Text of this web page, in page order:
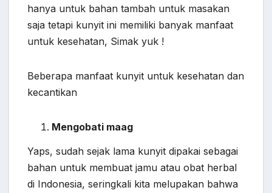
hanya untuk bahan tambah untuk masakan
saja tetapi kunyit ini memiliki banyak manfaat
untuk kesehatan, Simak yuk !
Beberapa manfaat kunyit untuk kesehatan dan
kecantikan
Mengobati maag
Yaps, sudah sejak lama kunyit dipakai sebagai
bahan untuk membuat jamu atau obat herbal
di Indonesia, seringkali kita melupakan bahwa